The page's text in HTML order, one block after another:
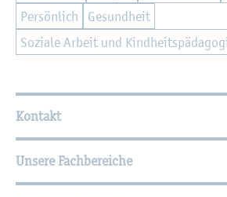
Per­sön­lich
Ge­sund­heit
So­zia­le Ar­beit und
Wei­ter­füh­ren­de
Kontakt
Unsere Fachbereiche